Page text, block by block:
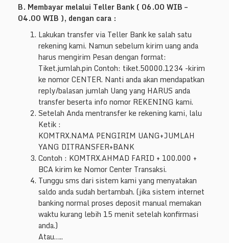
B. Membayar melalui Teller Bank ( 06.00 WIB –
04.00 WIB ), dengan cara :
Lakukan transfer via Teller Bank ke salah satu
rekening kami. Namun sebelum kirim uang anda
harus mengirim Pesan dengan format:
Tiket.jumlah.pin Contoh: tiket.50000.1234 -kirim
ke nomor CENTER. Nanti anda akan mendapatkan
reply/balasan jumlah Uang yang HARUS anda
transfer beserta info nomor REKENING kami.
Setelah Anda mentransfer ke rekening kami, lalu
Ketik :
KOMTRX.NAMA PENGIRIM UANG+JUMLAH
YANG DITRANSFER+BANK
Contoh : KOMTRX.AHMAD FARID + 100.000 +
BCA kirim ke Nomor Center Transaksi.
Tunggu sms dari sistem kami yang menyatakan
saldo anda sudah bertambah. (jika sistem internet
banking normal proses deposit manual memakan
waktu kurang lebih 15 menit setelah konfirmasi
anda.)
Atau…..